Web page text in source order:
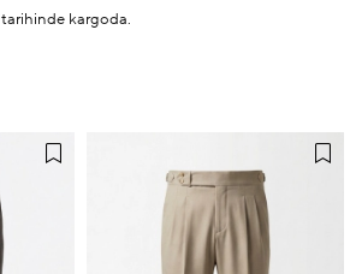
tarihinde kargoda.